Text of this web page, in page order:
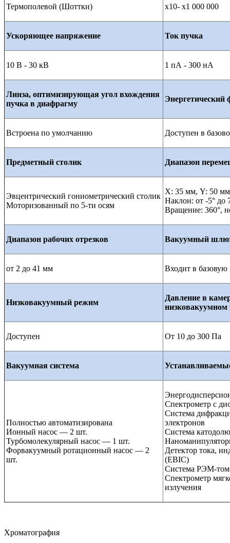
Термополевой (Шоттки) х10- x1 000 000
Ускоряющее напряжение Ток пучка
10 В - 30 кВ 1 пА - 300 нА
Линза, оптимизирующая угол вхождения
пучка в диафрагму
Энергетический
Встроена по умолчанию Доступен в
Предметный столик Диапазон
Эвцентрический гониометрический столик
Моторизованный по 5-ти осям
X: 35 мм, Y: 50
Наклон: от -5° до
Вращение: 360°,
Диапазон рабочих отрезков Вакуумный
от 2 до 41 мм Входит в
Низковакуумный режим
Давление в
Доступен От 10 до 300 Па
Вакуумная система
Полностью автоматизирована
Ионный насос — 2 шт.
Турбомолекулярный насос — 1 шт.
Форвакуумный ротационный насос — 2
шт.
Спектрометр с
Система
электронов
Система
Детектор тока,
(EBIC)
Система РЭМ-
Спектрометр
излучения
Хроматография